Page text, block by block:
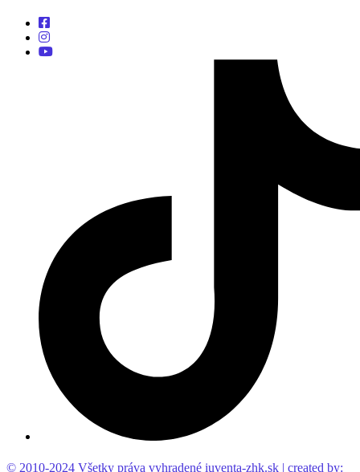
© 2010-2024 Všetky práva vyhradené iuventa-zhk.sk | created by: